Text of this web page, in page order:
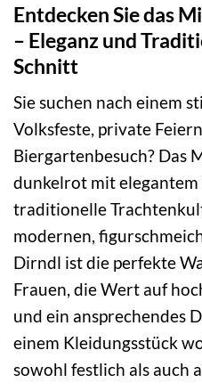
Entdecken Sie das
– Eleganz und
Schnitt
Sie suchen nach einem
Volksfeste, private
Biergartenbesuch? Das
dunkelrot mit
traditionelle
modernen,
Dirndl ist die perfekte
Frauen, die Wert auf
und ein ansprechendes
einem Kleidungsstück
sowohl festlich als auch